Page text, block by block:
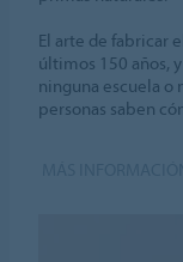
El arte de fabricar
últimos 150 años,
ninguna escuela o
personas saben